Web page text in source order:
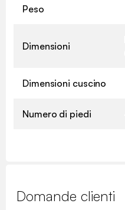
Peso
Dimensioni
Dimensioni cuscino
Numero di piedi
Domande clienti